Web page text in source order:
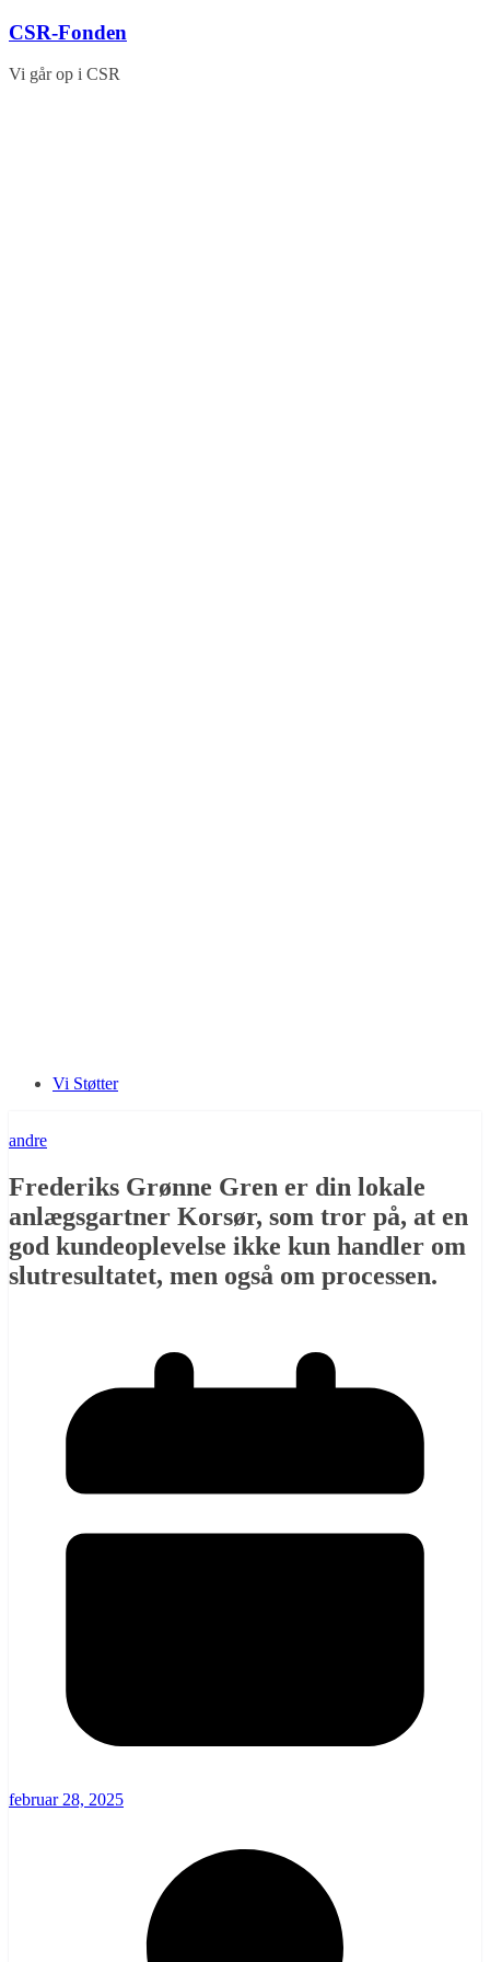
Skip
content
CSR-Fonden
Vi går op i CSR
Vi Støtter
andre
Frederiks Grønne Gren er din lokale
anlægsgartner Korsør, som tror på, at en
god kundeoplevelse ikke kun handler om
slutresultatet, men også om processen.
februar 28, 2025